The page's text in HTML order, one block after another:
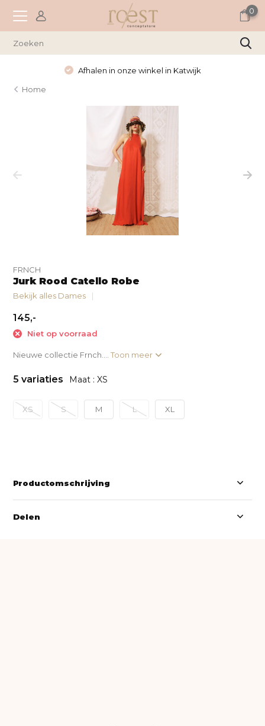
0
Afhalen in onze winkel in Katwijk
Home
FRNCH
Jurk Rood Catello Robe
Bekijk alles Dames
145,-
Niet op voorraad
Nieuwe collectie Frnch....Toon meer
5 variaties Maat : XS
XS S M L XL
Productomschrijving
Delen